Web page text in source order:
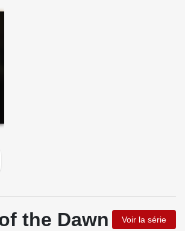
the Dawn Voir la série